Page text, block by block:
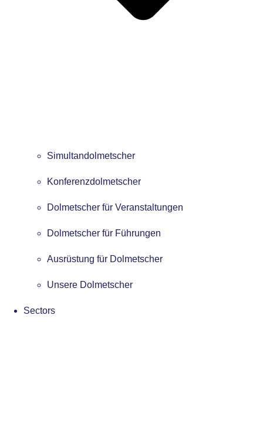
Simultandolmetscher
Konferenzdolmetscher
Dolmetscher für Veranstaltungen
Dolmetscher für Führungen
Ausrüstung für Dolmetscher
Unsere Dolmetscher
Sectors